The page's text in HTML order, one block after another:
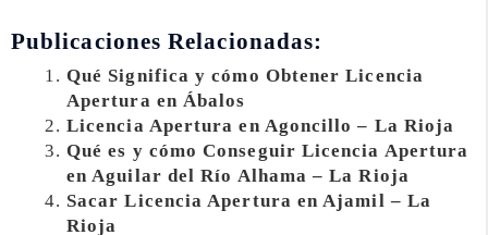
Publicaciones Relacionadas:
Qué Significa y cómo Obtener Licencia
Apertura en Ábalos
Licencia Apertura en Agoncillo – La Rioja
Qué es y cómo Conseguir Licencia Apertura
en Aguilar del Río Alhama – La Rioja
Sacar Licencia Apertura en Ajamil – La
Rioja